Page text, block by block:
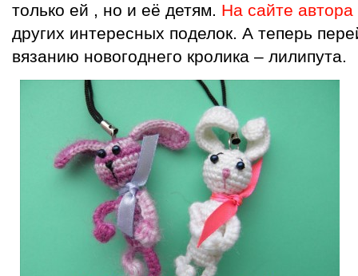
только ей , но и её детям. На сайте автора
других интересных поделок. А теперь
вязанию новогоднего кролика – лилипута.